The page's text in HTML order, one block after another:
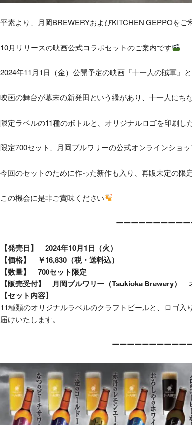
平素より、月岡BREWERYおよびKITCHEN GEPPOをご
10月リリースの映画公式コラボセットのご案内です
2024年11月1日（金）公開予定の映画『十一人の賊軍』
映画の舞台が幕末の新発田という縁があり、十一人にち
限定ラベルの11種のボトルと、オリジナルロゴを印刷し
限定700セット、月岡ブルワリーの公式オンラインショッ
今回のセットのために作った新作も入り、再販未定の限
この機会に是非ご賞味ください
ーーーーーーーーー
【発売日】 2024年10月1日（火）
【価格】 ￥16,830（税・送料込）
【数量】 700セット限定
【販売受付】 月岡ブルワリー（Tsukioka Brewery）
【セット内容】
11種類のオリジナルラベルのクラフトビールと、ロゴ
届けいたします。
ーーーーーーーーーー